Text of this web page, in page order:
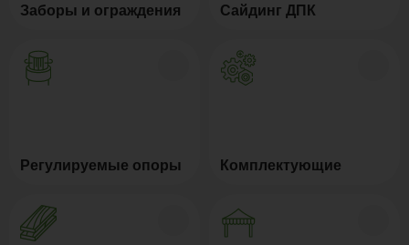
Заборы и ограждения Сайдинг ДПК
Регулируемые опоры Комплектующие